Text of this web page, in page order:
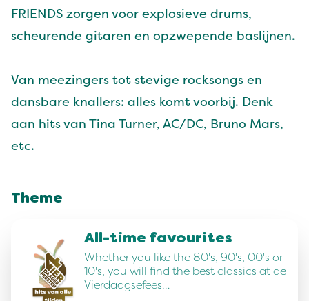
FRIENDS zorgen voor explosieve drums,
scheurende gitaren en opzwepende baslijnen.
Van meezingers tot stevige rocksongs en
dansbare knallers: alles komt voorbij. Denk
aan hits van Tina Turner, AC/DC, Bruno Mars,
etc.
Theme
All-time favourites
Whether you like the 80's, 90's, 00's or
10's, you will find the best classics at de
Vierdaagsefees…